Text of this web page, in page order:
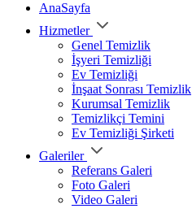
AnaSayfa
Hizmetler
Genel Temizlik
İşyeri Temizliği
Ev Temizliği
İnşaat Sonrası Temizlik
Kurumsal Temizlik
Temizlikçi Temini
Ev Temizliği Şirketi
Galeriler
Referans Galeri
Foto Galeri
Video Galeri